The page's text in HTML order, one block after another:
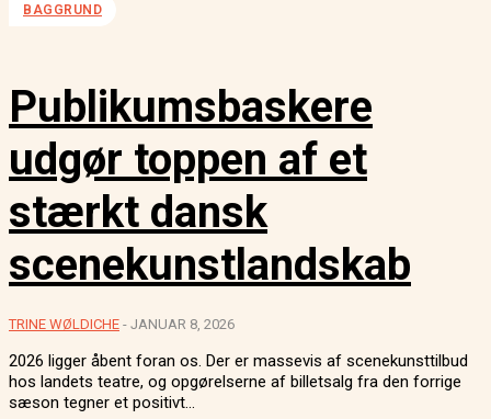
BAGGRUND
Publikumsbaskere
udgør toppen af et
stærkt dansk
scenekunstlandskab
TRINE WØLDICHE - JANUAR 8, 2026
2026 ligger åbent foran os. Der er massevis af scenekunsttilbud
hos landets teatre, og opgørelserne af billetsalg fra den forrige
sæson tegner et positivt...